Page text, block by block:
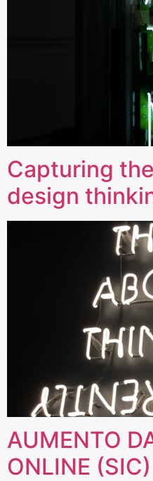
Capturing
design
AUMENTO
ONLINE (SIC)